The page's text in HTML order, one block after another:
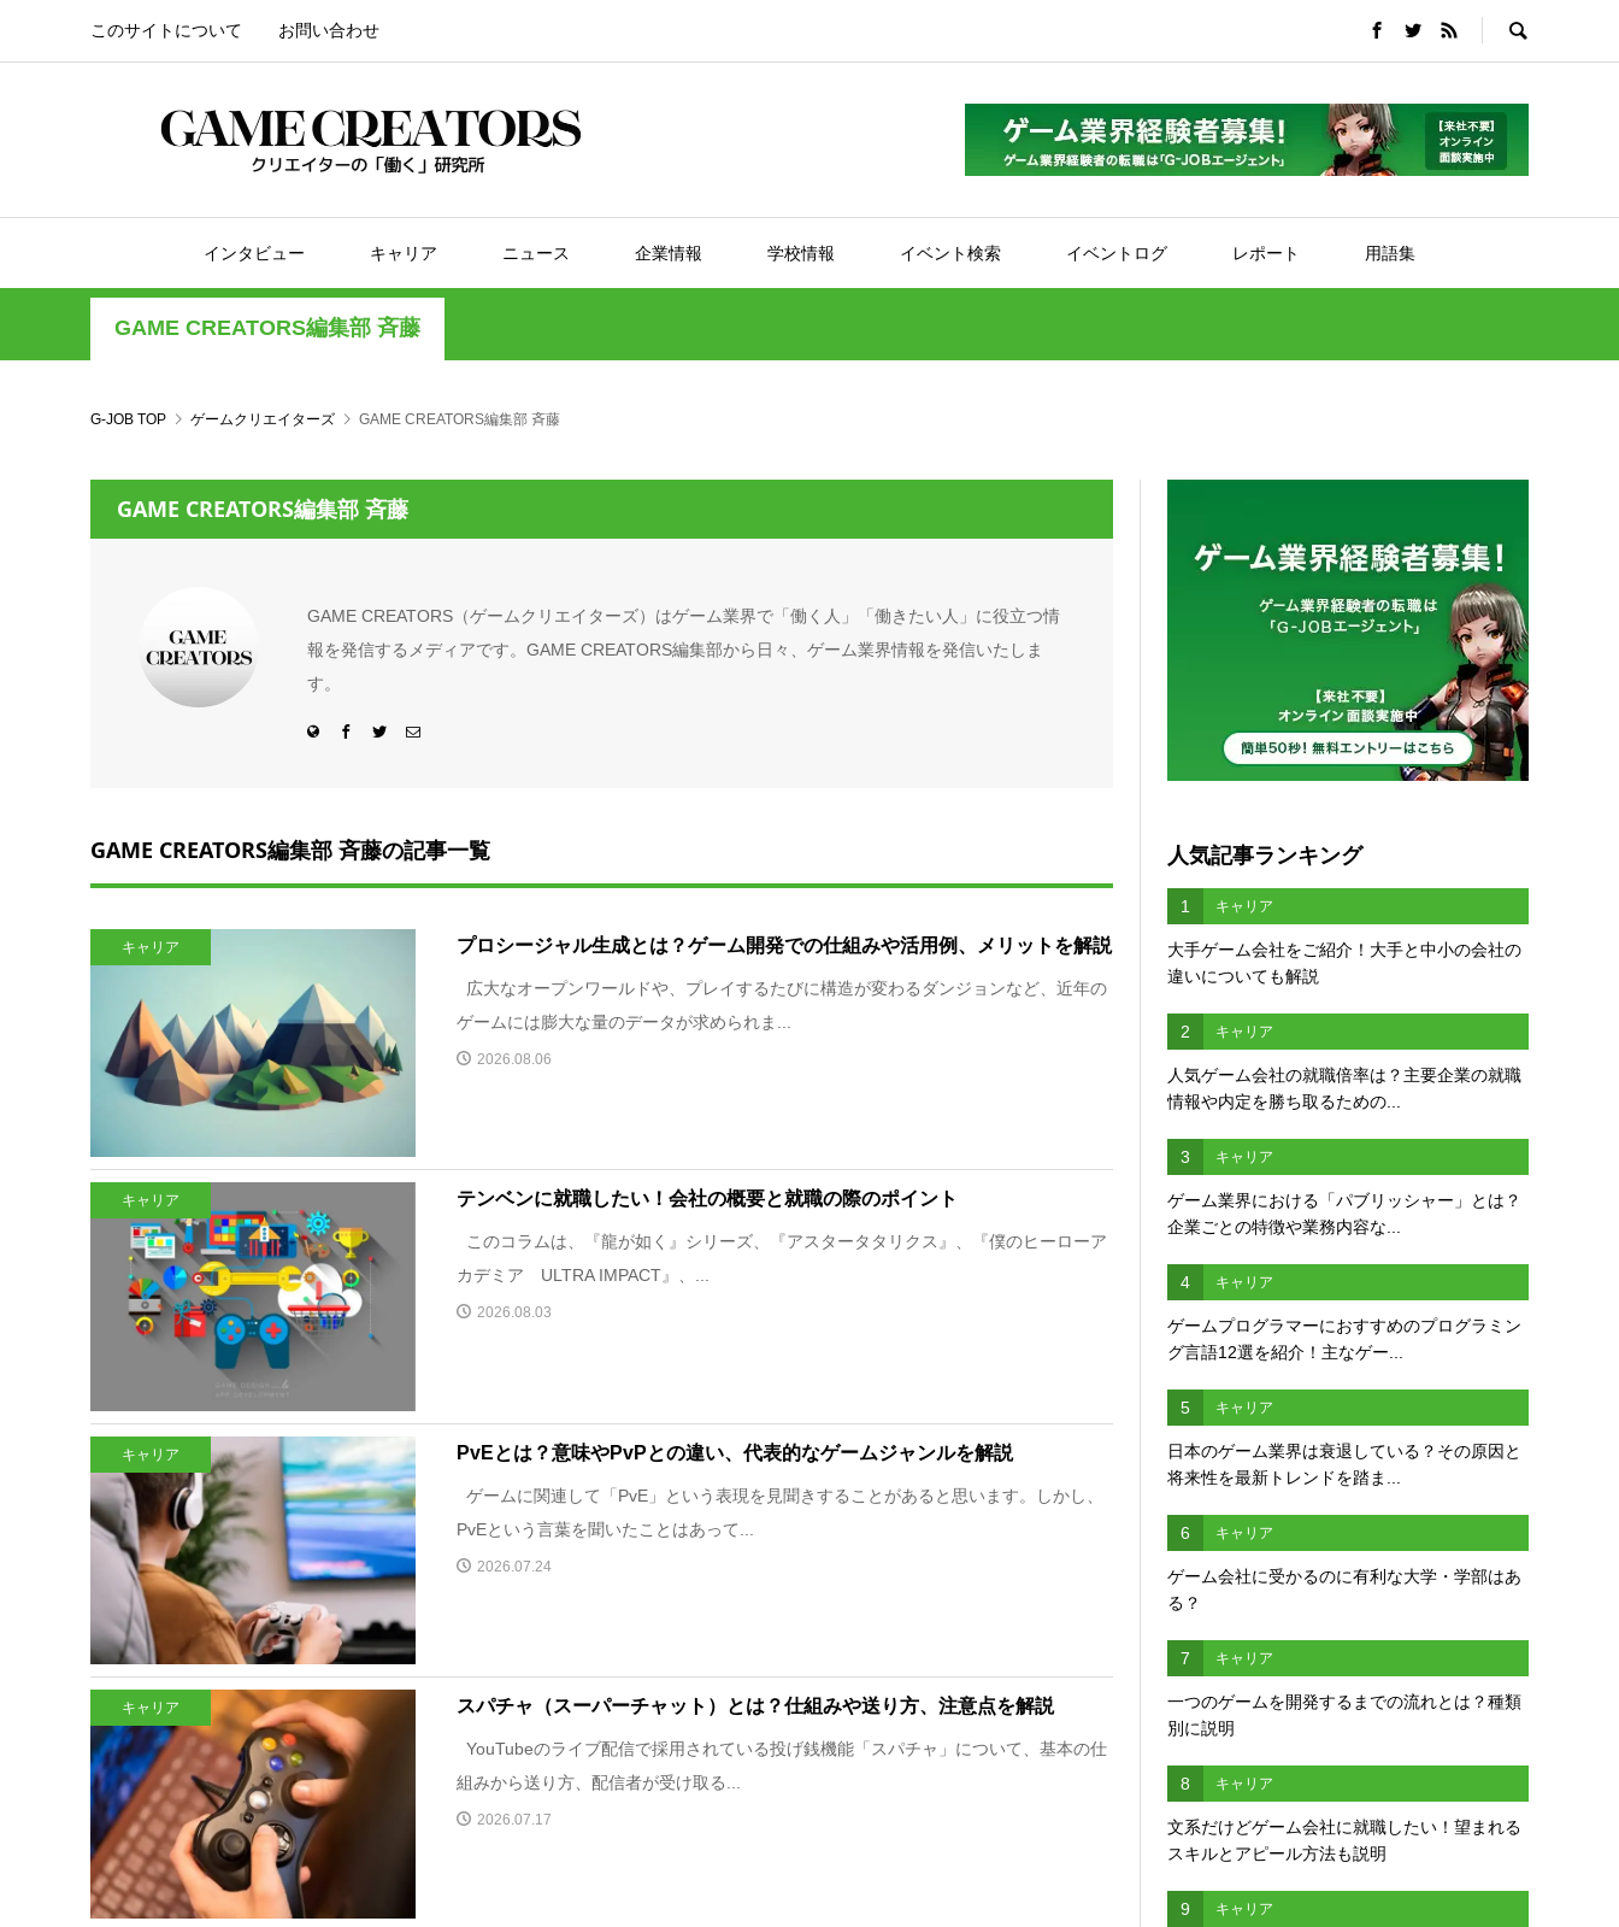
このサイトについて お問い合わせ
インタビュー キャリア ニュース 企業情報 学校情報 イベント検索 イベントログ レポート 用語集
GAME CREATORS編集部 斉藤
G-JOB TOP ゲームクリエイターズ GAME CREATORS編集部 斉藤
GAME CREATORS編集部 斉藤
GAME CREATORS（ゲームクリエイターズ）はゲーム業界で「働く人」「働きたい人」に役立つ情
報を発信するメディアです。GAME CREATORS編集部から日々、ゲーム業界情報を発信いたしま
す。
GAME CREATORS編集部 斉藤の記事一覧
キャリア プロシージャル生成とは？ゲーム開発での仕組みや活用例、メリットを解説
広大なオープンワールドや、プレイするたびに構造が変わるダンジョンなど、近年の
ゲームには膨大な量のデータが求められま...
2026.08.06
キャリア テンベンに就職したい！会社の概要と就職の際のポイント
このコラムは、『龍が如く』シリーズ、『アスタータタリクス』、『僕のヒーローア
カデミア ULTRA IMPACT』、...
2026.08.03
キャリア PvEとは？意味やPvPとの違い、代表的なゲームジャンルを解説
ゲームに関連して「PvE」という表現を見聞きすることがあると思います。しかし、
PvEという言葉を聞いたことはあって...
2026.07.24
キャリア スパチャ（スーパーチャット）とは？仕組みや送り方、注意点を解説
YouTubeのライブ配信で採用されている投げ銭機能「スパチャ」について、基本の仕
組みから送り方、配信者が受け取る...
2026.07.17
人気記事ランキング
1 キャリア
大手ゲーム会社をご紹介！大手と中小の会社の
違いについても解説
2 キャリア
人気ゲーム会社の就職倍率は？主要企業の就職
情報や内定を勝ち取るための...
3 キャリア
ゲーム業界における「パブリッシャー」とは？
企業ごとの特徴や業務内容な...
4 キャリア
ゲームプログラマーにおすすめのプログラミン
グ言語12選を紹介！主なゲー...
5 キャリア
日本のゲーム業界は衰退している？その原因と
将来性を最新トレンドを踏ま...
6 キャリア
ゲーム会社に受かるのに有利な大学・学部はあ
る？
7 キャリア
一つのゲームを開発するまでの流れとは？種類
別に説明
8 キャリア
文系だけどゲーム会社に就職したい！望まれる
スキルとアピール方法も説明
9 キャリア